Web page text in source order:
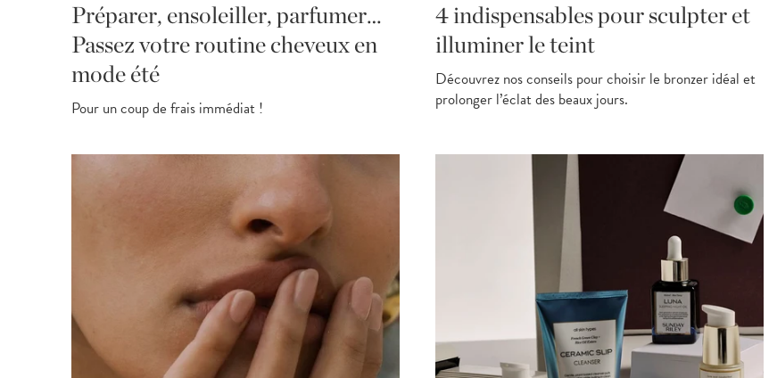
Préparer, ensoleiller, parfumer…
Passez votre routine cheveux en
mode été
Pour un coup de frais immédiat !
4 indispensables pour sculpter et
illuminer le teint
Découvrez nos conseils pour choisir le bronzer idéal et
prolonger l’éclat des beaux jours.